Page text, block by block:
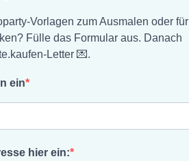
Vorlagen zum Ausmalen oder für
Fülle das Formular aus. Danach
Letter 💌.
ein
hier ein: